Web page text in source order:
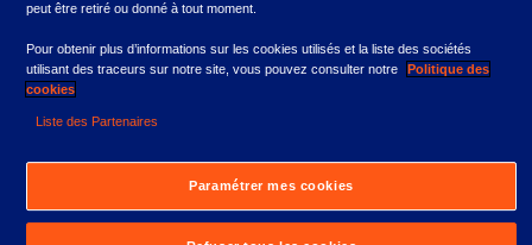
FAQ
À propos
Plan du site
peut être retiré ou donné à tout moment.
Pour obtenir plus d’informations sur les cookies utilisés et la liste des sociétés
utilisant des traceurs sur notre site, vous pouvez consulter notre
Politique des
cookies
Liste des Partenaires
Paramétrer mes cookies